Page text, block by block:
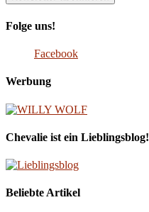
Folge uns!
Facebook
Werbung
Chevalie ist ein Lieblingsblog!
Beliebte Artikel